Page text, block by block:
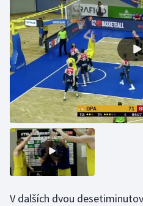
Moderní pětiboj
Motorsport
Olympijské hry
Parasport
Plavání
Plážový volejbal
Ragby
V dalších dvou